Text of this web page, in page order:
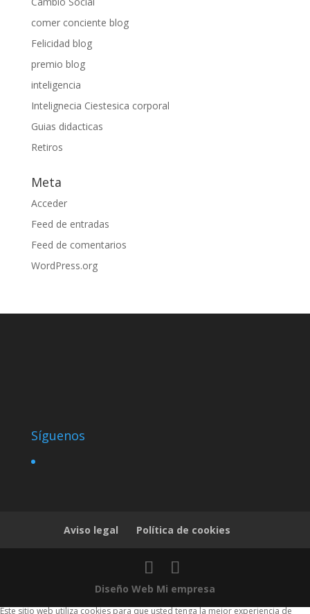
comer conciente blog
Felicidad blog
premio blog
inteligencia
Intelignecia Ciestesica corporal
Guias didacticas
Retiros
Meta
Acceder
Feed de entradas
Feed de comentarios
WordPress.org
Síguenos
Aviso legal Política de cookies
Diseño Web Mi empresa
Este sitio web utiliza cookies para que usted tenga la mejor experiencia de